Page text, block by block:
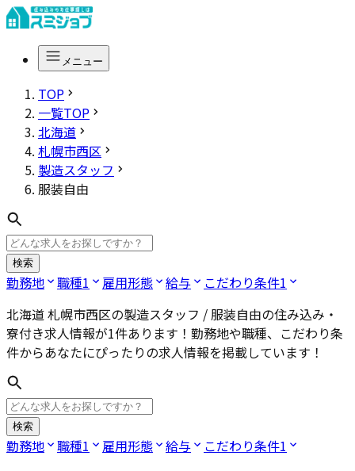
メニュー
TOP
一覧TOP
北海道
札幌市西区
製造スタッフ
服装自由
検索
勤務地 職種1 雇用形態 給与 こだわり条件1
北海道 札幌市西区の製造スタッフ / 服装自由の住み込み・
寮付き求人情報が1件あります！勤務地や職種、こだわり条
件からあなたにぴったりの求人情報を掲載しています！
検索
勤務地 職種1 雇用形態 給与 こだわり条件1